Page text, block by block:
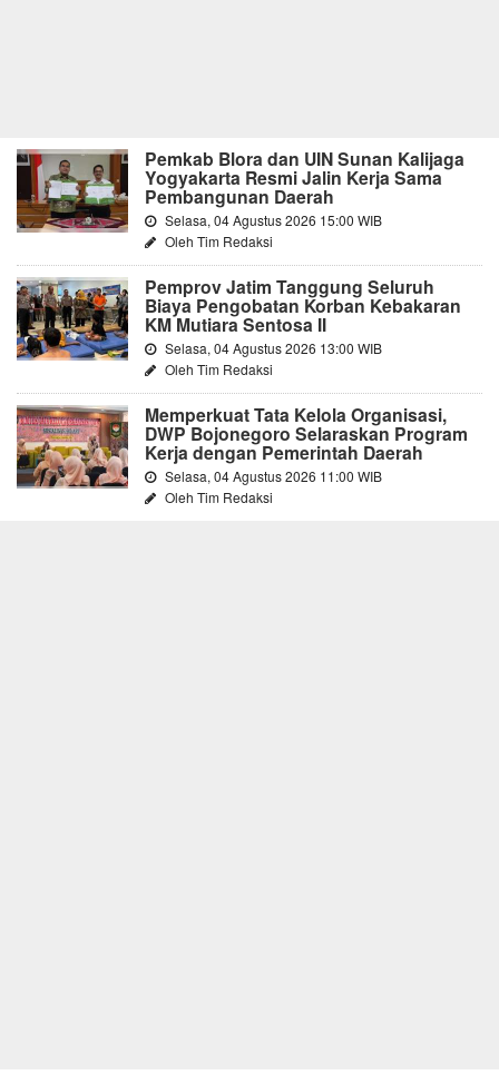
Pemkab Blora dan UIN Sunan Kalijaga
Yogyakarta Resmi Jalin Kerja Sama
Pembangunan Daerah
Selasa, 04 Agustus 2026 15:00 WIB
Oleh Tim Redaksi
Pemprov Jatim Tanggung Seluruh
Biaya Pengobatan Korban Kebakaran
KM Mutiara Sentosa II
Selasa, 04 Agustus 2026 13:00 WIB
Oleh Tim Redaksi
Memperkuat Tata Kelola Organisasi,
DWP Bojonegoro Selaraskan Program
Kerja dengan Pemerintah Daerah
Selasa, 04 Agustus 2026 11:00 WIB
Oleh Tim Redaksi